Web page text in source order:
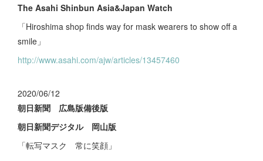
The Asahi Shinbun Asia&Japan Watch
「Hiroshima shop finds way for mask wearers to show off a
smile」
http://www.asahi.com/ajw/articles/13457460
2020/06/12
朝日新聞 広島版備後版
朝日新聞デジタル 岡山版
「転写マスク 常に笑顔」